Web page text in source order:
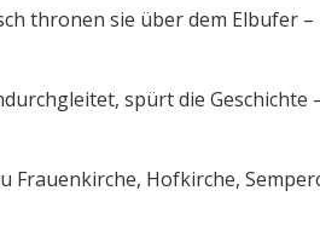
thronen sie über dem Elbufer –
spürt die Geschichte
Frauenkirche, Hofkirche,